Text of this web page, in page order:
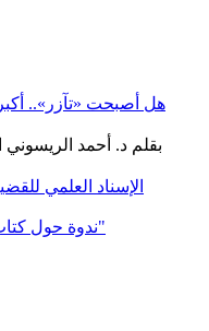
هل أصبحت «تآزر»..
الإسناد العلمي
ندوة حول كتاب "العدالة الاجتماعية في الإسلام"